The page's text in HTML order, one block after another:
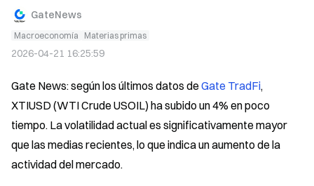
GateNews
Macroeconomía Materias primas
2026-04-21 16:25:59
Gate News: según los últimos datos de Gate TradFi,
XTIUSD (WTI Crude USOIL) ha subido un 4% en poco
tiempo. La volatilidad actual es significativamente mayor
que las medias recientes, lo que indica un aumento de la
actividad del mercado.